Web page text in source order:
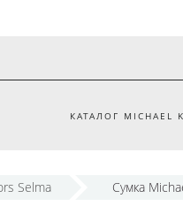
КАТАЛОГ MICHAEL
Selma Сумка